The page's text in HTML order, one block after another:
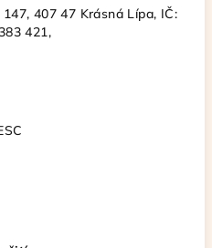
407 47 Krásná Lípa, IČ:
421,